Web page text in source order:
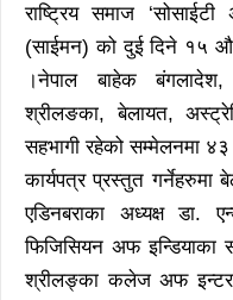
राष्ट्रिय समाज
(साईमन) को दुई दिने १५ औ
।नेपाल बाहेक
श्रीलङका, बेलायत,
सहभागी रहेको सम्मेलनमा ४३
कार्यपत्र प्रस्तुत
एडिनबराका अध्यक्ष डा.
फिजिसियन अफ इन्डियाका
श्रीलङ्का कलेज अफ